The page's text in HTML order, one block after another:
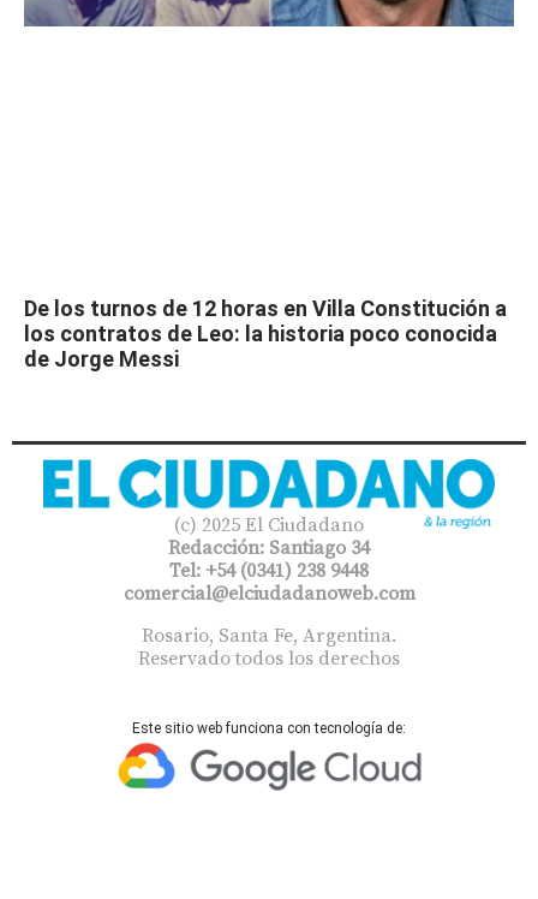
De los turnos de 12 horas en Villa Constitución a
los contratos de Leo: la historia poco conocida
de Jorge Messi
(c) 2025 El Ciudadano
Redacción: Santiago 34
Tel: +54 (0341) 238 9448
comercial@elciudadanoweb.com​
Rosario, Santa Fe, Argentina.
Reservado todos los derechos
Este sitio web funciona con tecnología de: